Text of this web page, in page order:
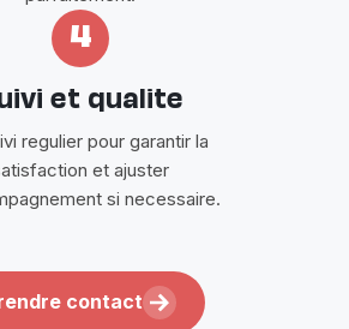
4
et qualite
regulier pour garantir la
et ajuster
si necessaire.
contact